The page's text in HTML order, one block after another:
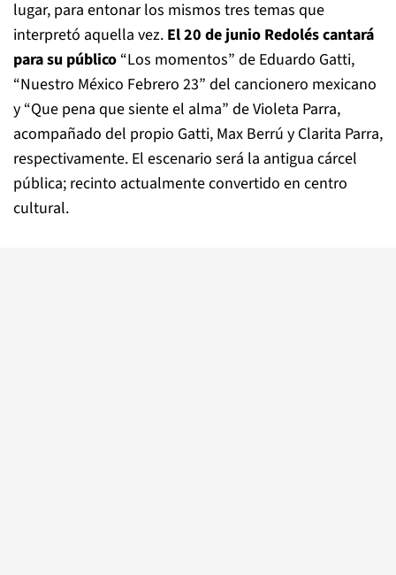
lugar, para entonar los mismos tres temas que
interpretó aquella vez. El 20 de junio Redolés cantará
para su público “Los momentos” de Eduardo Gatti,
“Nuestro México Febrero 23” del cancionero mexicano
y “Que pena que siente el alma” de Violeta Parra,
acompañado del propio Gatti, Max Berrú y Clarita Parra,
respectivamente. El escenario será la antigua cárcel
pública; recinto actualmente convertido en centro
cultural.